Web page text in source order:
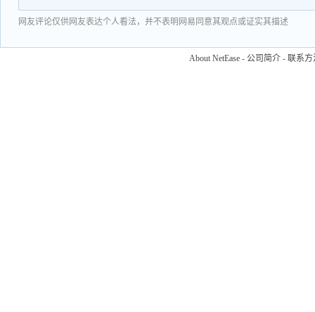
网友评论仅供网友表达个人看法，并不表明网易同意其观点或证实其描述
About NetEase - 公司简介 - 联系方